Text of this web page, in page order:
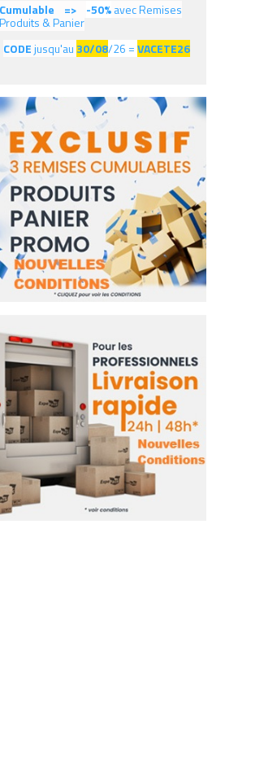
Cumulable => -50%avec Remises
Produits & Panier
CODEjusqu'au 30/08/26 =VACETE26